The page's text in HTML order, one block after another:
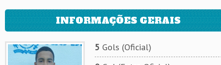
INFORMAÇÕES GERAIS
5 Gols (Oficial)